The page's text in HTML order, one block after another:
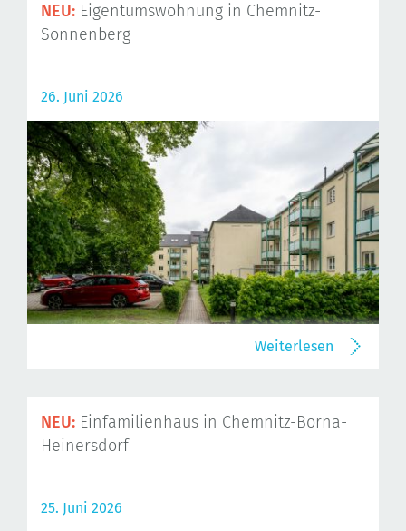
NEU: Eigentumswohnung in Chemnitz-
Sonnenberg
26. Juni 2026
Weiterlesen
NEU: Einfamilienhaus in Chemnitz-Borna-
Heinersdorf
25. Juni 2026